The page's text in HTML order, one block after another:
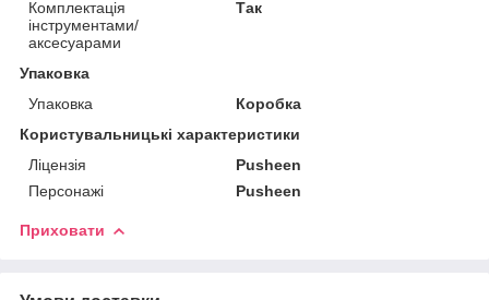
Комплектація
інструментами/
аксесуарами
Так
Упаковка
Упаковка
Коробка
Користувальницькі характеристики
Ліцензія
Pusheen
Персонажі
Pusheen
Приховати